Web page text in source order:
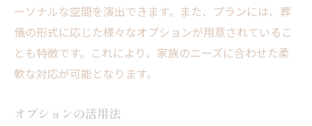
ーソナルな空間を演出できます。また、プランには、葬
儀の形式に応じた様々なオプションが用意されているこ
とも特徴です。これにより、家族のニーズに合わせた柔
軟な対応が可能となります。
オプションの活用法